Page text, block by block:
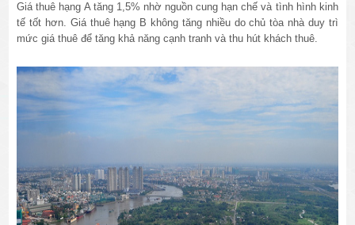
Giá thuê hạng A tăng 1,5% nhờ nguồn cung hạn chế và tình hình kinh
tế tốt hơn. Giá thuê hạng B không tăng nhiều do chủ tòa nhà duy trì
mức giá thuê để tăng khả năng cạnh tranh và thu hút khách thuê.